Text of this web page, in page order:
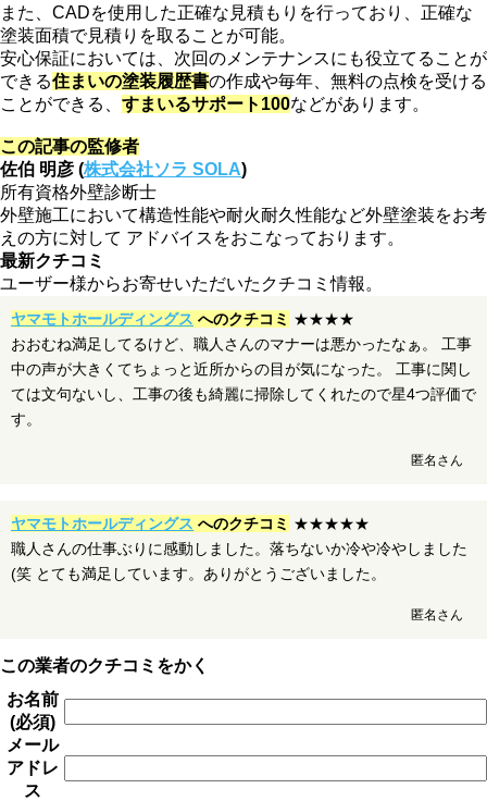
また、CADを使用した正確な見積もりを行っており、正確な
塗装面積で見積りを取ることが可能。
安心保証においては、次回のメンテナンスにも役立てることが
できる住まいの塗装履歴書の作成や毎年、無料の点検を受ける
ことができる、 すまいるサポート100などがあります。
この記事の監修者
佐伯 明彦 (株式会社ソラ SOLA)
所有資格外壁診断士
外壁施工において構造性能や耐火耐久性能など外壁塗装をお考
えの方に対して アドバイスをおこなっております。
最新クチコミ
ユーザー様からお寄せいただいたクチコミ情報。
ヤマモトホールディングス へのクチコミ ★★★★
おおむね満足してるけど、職人さんのマナーは悪かったなぁ。 工事
中の声が大きくてちょっと近所からの目が気になった。 工事に関し
ては文句ないし、工事の後も綺麗に掃除してくれたので星4つ評価で
す。
匿名さん
ヤマモトホールディングス へのクチコミ ★★★★★
職人さんの仕事ぶりに感動しました。落ちないか冷や冷やしました
(笑 とても満足しています。ありがとうございました。
匿名さん
この業者のクチコミをかく
お名前
(必須)
メール
アドレ
ス